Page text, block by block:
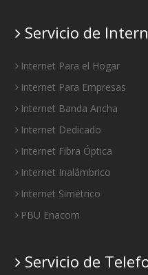
Servicio de
Internet Para el Hogar
Internet Para Empresas
Internet Banda Ancha
Internet Dedicado
Internet Fibra Óptica
Internet Inalámbrico
Internet Simétrico
PBU Enacom
Servicio de